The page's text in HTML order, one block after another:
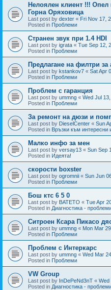
Нелоялен клиент !!!
Горна Оряховица
Last post by dexter « Fri Nov 17,
Posted in Проблеми
Странен звук при 1.4 HDI
Last post by igrata « Tue Sep 12,
Posted in Проблеми
Предлагане на филтри за
Last post by kstankov7 « Sat Apr
Posted in Проблеми
Проблем с гаранция
Last post by ummng « Wed Jul
Posted in Проблеми
За ремонт на дюзи и
Last post by DieselCenter « Sun
Posted in Връзки към интересни
Малко инфо за мен
Last post by versay13 « Sun Sep
Posted in Идеята!
скорости boxster
Last post by ogromnii « Sun Jun
Posted in Проблеми
Бош ктс 6 5 0
Last post by BATETO « Tue Apr
Posted in Диагностика -
Ситроен Ксара Пикасо
Last post by ummng « Mon Mar
Posted in Проблеми
Проблем с Интеркарс
Last post by ummng « Wed Mar
Posted in Проблеми
VW Group
Last post by InDePeNd3nT « Wed
Posted in Диагностика -